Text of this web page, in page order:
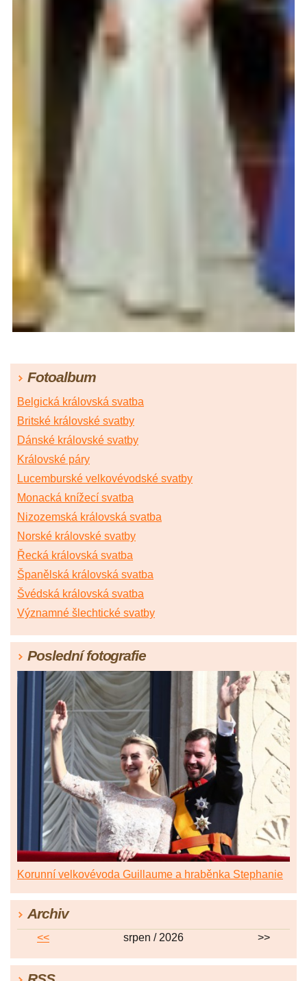
Fotoalbum
Belgická královská svatba
Britské královské svatby
Dánské královské svatby
Královské páry
Lucemburské velkovévodské svatby
Monacká knížecí svatba
Nizozemská královská svatba
Norské královské svatby
Řecká královská svatba
Španělská královská svatba
Švédská královská svatba
Významné šlechtické svatby
Poslední fotografie
Korunní velkovévoda Guillaume a hraběnka Stephanie
Archiv
<< srpen / 2026 >>